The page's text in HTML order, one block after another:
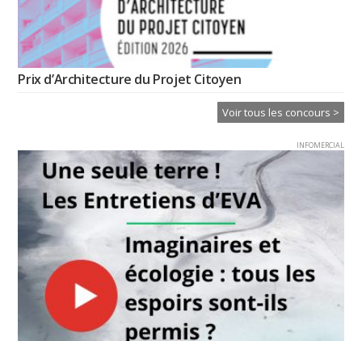
Prix d’Architecture du Projet Citoyen
Voir tous les concours >
INFOMERCIAL